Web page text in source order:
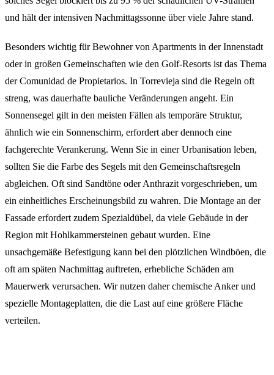
und hält der intensiven Nachmittagssonne über viele Jahre stand.
Besonders wichtig für Bewohner von Apartments in der Innenstadt
oder in großen Gemeinschaften wie den Golf-Resorts ist das Thema
der Comunidad de Propietarios. In Torrevieja sind die Regeln oft
streng, was dauerhafte bauliche Veränderungen angeht. Ein
Sonnensegel gilt in den meisten Fällen als temporäre Struktur,
ähnlich wie ein Sonnenschirm, erfordert aber dennoch eine
fachgerechte Verankerung. Wenn Sie in einer Urbanisation leben,
sollten Sie die Farbe des Segels mit den Gemeinschaftsregeln
abgleichen. Oft sind Sandtöne oder Anthrazit vorgeschrieben, um
ein einheitliches Erscheinungsbild zu wahren. Die Montage an der
Fassade erfordert zudem Spezialdübel, da viele Gebäude in der
Region mit Hohlkammersteinen gebaut wurden. Eine
unsachgemäße Befestigung kann bei den plötzlichen Windböen, die
oft am späten Nachmittag auftreten, erhebliche Schäden am
Mauerwerk verursachen. Wir nutzen daher chemische Anker und
spezielle Montageplatten, die die Last auf eine größere Fläche
verteilen.